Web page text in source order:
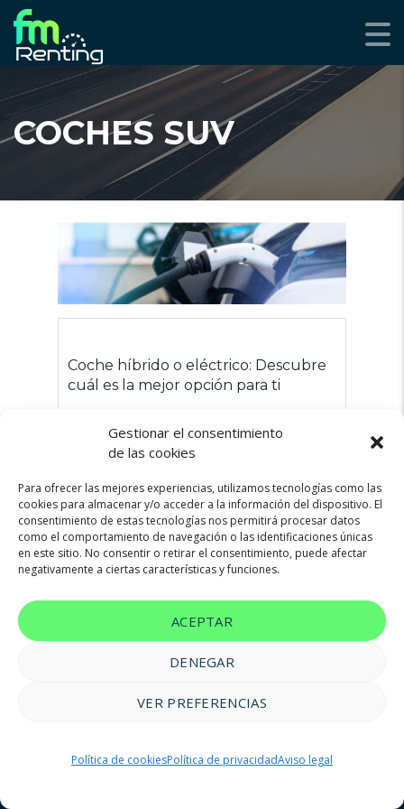
Gestionar el consentimiento
de las cookies
Para ofrecer las mejores experiencias, utilizamos tecnologías como las
cookies para almacenar y/o acceder a la información del dispositivo. El
consentimiento de estas tecnologías nos permitirá procesar datos
como el comportamiento de navegación o las identificaciones únicas
en este sitio. No consentir o retirar el consentimiento, puede afectar
negativamente a ciertas características y funciones.
ACEPTAR
DENEGAR
VER PREFERENCIAS
Política de cookiesPolítica de privacidadAviso legal
COCHES SUV
Coche híbrido o eléctrico: Descubre
cuál es la mejor opción para ti
09/11/2023 No hay comentarios
de cookies|Accesibilidad